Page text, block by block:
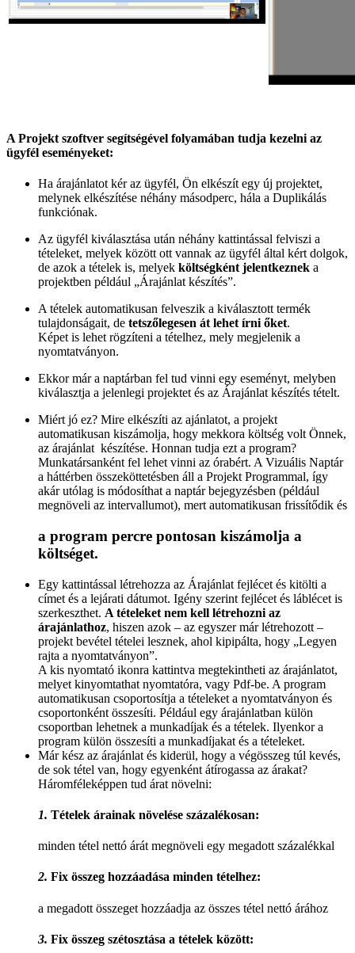
A Projekt szoftver segítségével folyamában tudja kezelni az
ügyfél eseményeket:
Ha árajánlatot kér az ügyfél, Ön elkészít egy új projektet,
melynek elkészítése néhány másodperc, hála a Duplikálás
funkciónak.
Az ügyfél kiválasztása után néhány kattintással felviszi a
tételeket, melyek között ott vannak az ügyfél által kért dolgok,
de azok a tételek is, melyek költségként jelentkeznek a
projektben például „Árajánlat készítés”.
A tételek automatikusan felveszik a kiválasztott termék
tulajdonságait, de tetszőlegesen át lehet írni őket.
Képet is lehet rögzíteni a tételhez, mely megjelenik a
nyomtatványon.
Ekkor már a naptárban fel tud vinni egy eseményt, melyben
kiválasztja a jelenlegi projektet és az Árajánlat készítés tételt.
Miért jó ez? Mire elkészíti az ajánlatot, a projekt
automatikusan kiszámolja, hogy mekkora költség volt Önnek,
az árajánlat készítése. Honnan tudja ezt a program?
Munkatársanként fel lehet vinni az órabért. A Vizuális Naptár
a háttérben összeköttetésben áll a Projekt Programmal, így
akár utólag is módosíthat a naptár bejegyzésben (például
megnöveli az intervallumot), mert automatikusan frissítődik és
a program percre pontosan kiszámolja a
költséget.
Egy kattintással létrehozza az Árajánlat fejlécet és kitölti a
címet és a lejárati dátumot. Igény szerint fejlécet és láblécet is
szerkeszthet. A tételeket nem kell létrehozni az
árajánlathoz, hiszen azok – az egyszer már létrehozott –
projekt bevétel tételei lesznek, ahol kipipálta, hogy „Legyen
rajta a nyomtatványon”.
A kis nyomtató ikonra kattintva megtekintheti az árajánlatot,
melyet kinyomtathat nyomtatóra, vagy Pdf-be. A program
automatikusan csoportosítja a tételeket a nyomtatványon és
csoportonként összesíti. Például egy árajánlatban külön
csoportban lehetnek a munkadíjak és a tételek. Ilyenkor a
program külön összesíti a munkadíjakat és a tételeket.
Már kész az árajánlat és kiderül, hogy a végösszeg túl kevés,
de sok tétel van, hogy egyenként átírogassa az árakat?
Háromféleképpen tud árat növelni:
1. Tételek árainak növelése százalékosan:
minden tétel nettó árát megnöveli egy megadott százalékkal
2. Fix összeg hozzáadása minden tételhez:
a megadott összeget hozzáadja az összes tétel nettó árához
3. Fix összeg szétosztása a tételek között: